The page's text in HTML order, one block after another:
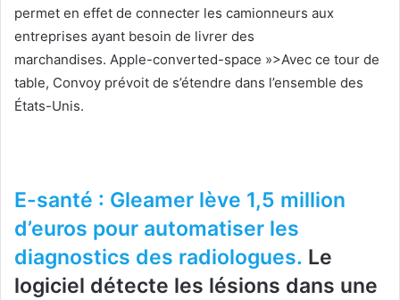
permet en effet de connecter les camionneurs aux
entreprises ayant besoin de livrer des
marchandises. Apple-converted-space »>Avec ce tour de
table, Convoy prévoit de s’étendre dans l’ensemble des
États-Unis.
E-santé : Gleamer lève 1,5 million
d’euros pour automatiser les
diagnostics des radiologues. Le
logiciel détecte les lésions dans une